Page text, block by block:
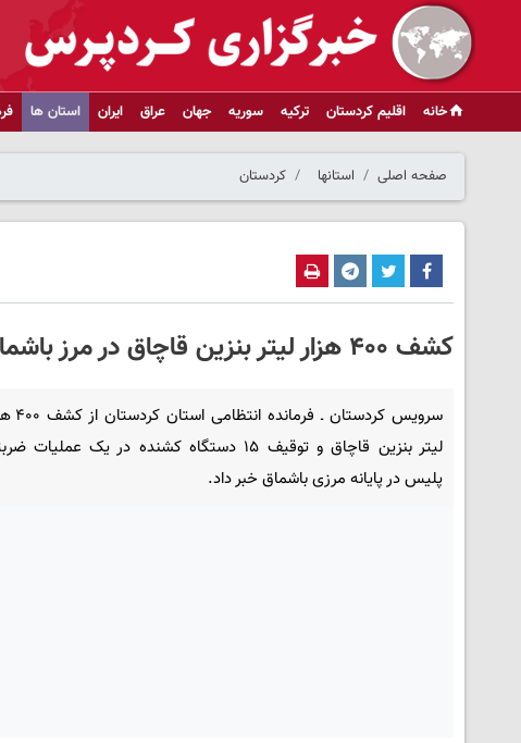
خانه اقلیم کردستان ترکیه سوریه جهان عراق ایران استان ها
صفحه اصلی استانها کردستان
کشف ۴۰۰ هزار لیتر بنزین قاچاق در مرز باشماق/۱۵ کشنده توقیف شد
سرویس کردستان
لیتر بنزین قاچاق و توقیف ۱۵ دستگاه کشنده در یک عملیات
پلیس در پایانه مرزی باشماق خبر داد.